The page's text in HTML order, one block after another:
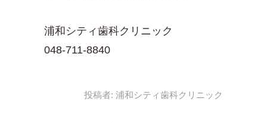
浦和シティ歯科クリニック
048-711-8840
投稿者: 浦和シティ歯科クリニック